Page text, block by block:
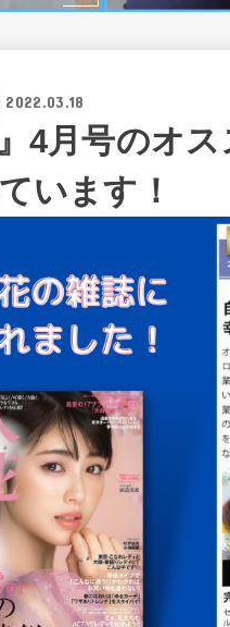
2022.03.18
』4月号のオ
います！